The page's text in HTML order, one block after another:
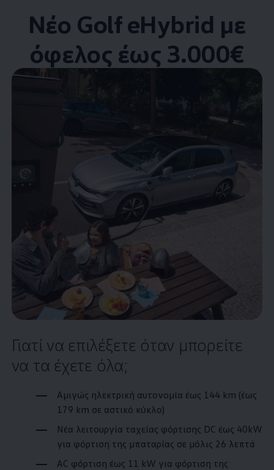
Νέο Golf eHybrid με
όφελος έως 3.000€
Γιατί να επιλέξετε όταν μπορείτε
να τα έχετε όλα;
Αμιγώς ηλεκτρική αυτονομία έως 144 km (έως
179 km σε αστικό κύκλο)
Νέα λειτουργία ταχείας φόρτισης DC έως 40kW
για φόρτιση της μπαταρίας σε μόλις 26 λεπτά
AC φόρτιση έως 11 kW για φόρτιση της